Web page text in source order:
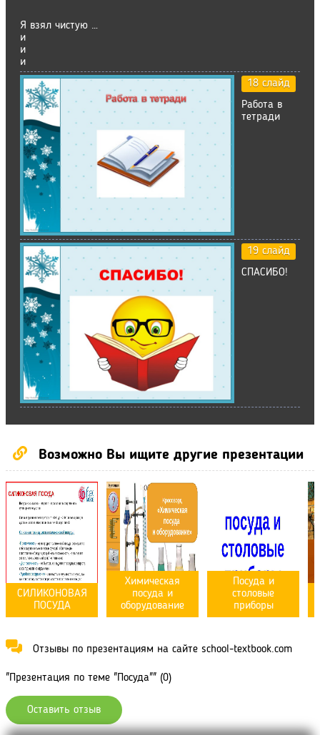
Я взял чистую …
и
и
и
18 слайд
Работа в
тетради
19 слайд
СПАСИБО!
Возможно Вы ищите другие презентации
СИЛИКОНОВАЯ
ПОСУДА
Химическая
посуда и
оборудование
Посуда и
столовые
приборы
Отзывы по презентациям на сайте school-textbook.com
"Презентация по теме "Посуда"" (0)
Оставить отзыв